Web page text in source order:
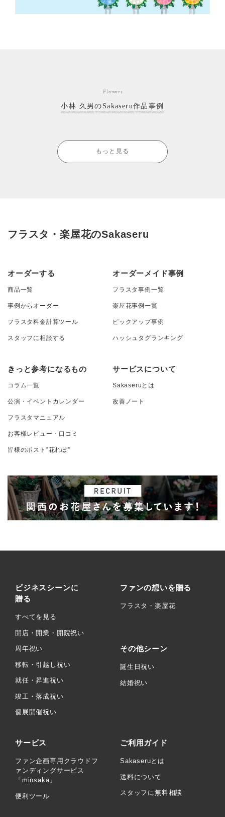
Flowers
小林 久男のSakaseru作品事例
もっと見る
フラスタ・楽屋花のSakaseru
オーダーする
商品一覧
事例からオーダー
フラスタ料金計算ツール
スタッフに相談する
オーダーメイド事例
フラスタ事例一覧
楽屋花事例一覧
ピックアップ事例
ハッシュタグランキング
きっと参考になるもの
コラム一覧
公演・イベントカレンダー
フラスタマニュアル
お客様レビュー・口コミ
皆様のポスト”花れぽ”
サービスについて
Sakaseruとは
改善ノート
ビジネスシーンに
贈る
すべてを見る
開店・開業・開院祝い
周年祝い
移転・引越し祝い
就任・昇進祝い
竣工・落成祝い
個展開催祝い
ファンの想いを贈る
フラスタ・楽屋花
その他シーン
誕生日祝い
結婚祝い
サービス
ファン企画専用クラウドフ
ァンディングサービス
「minsaka」
便利ツール
ご利用ガイド
Sakaseruとは
送料について
スタッフに無料相談